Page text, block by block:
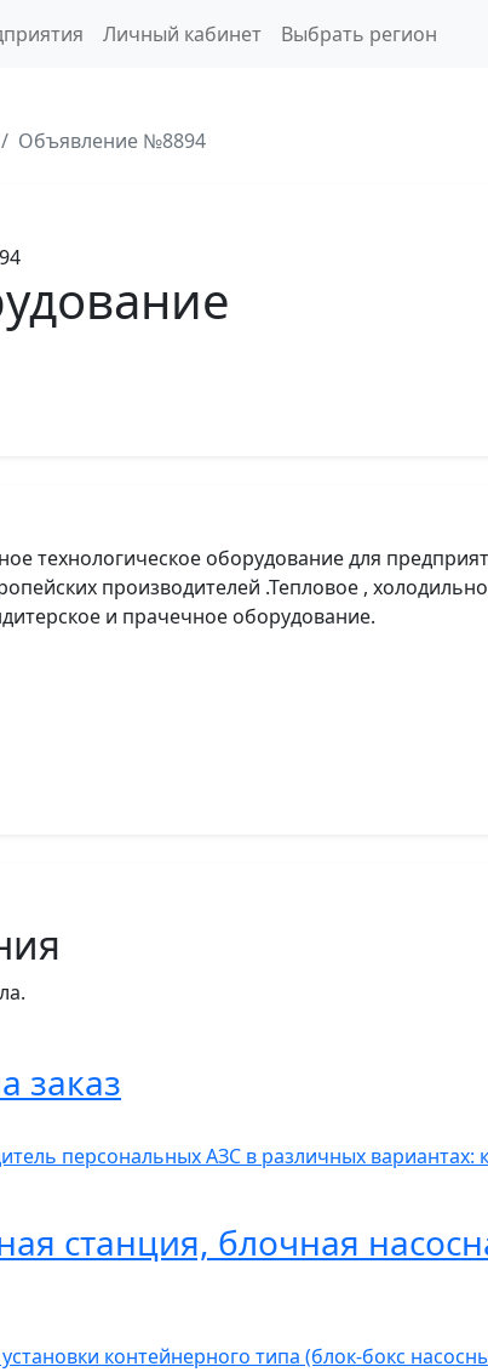
Личный кабинет Выбрать регион
Объявление №8894
технологическое оборудование для
производителей .Тепловое ,
и прачечное оборудование.
заказ
персональных АЗС в различных вариантах:
станция, блочная
контейнерного типа (блок-бокс